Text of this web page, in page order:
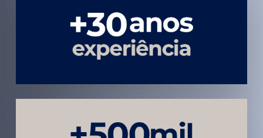
Experiência
em Marketing
Médico
Médicos e